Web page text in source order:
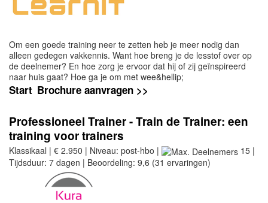
Om een goede training neer te zetten heb je meer nodig dan
alleen gedegen vakkennis. Want hoe breng je de lesstof over op
de deelnemer? En hoe zorg je ervoor dat hij of zij geïnspireerd
naar huis gaat? Hoe ga je om met wee&hellip;
Start Brochure aanvragen >>
Professioneel Trainer - Train de Trainer: een
training voor trainers
Klassikaal | € 2.950 | Niveau: post-hbo |
15 |
Tijdsduur: 7 dagen | Beoordeling: 9,6 (31 ervaringen)